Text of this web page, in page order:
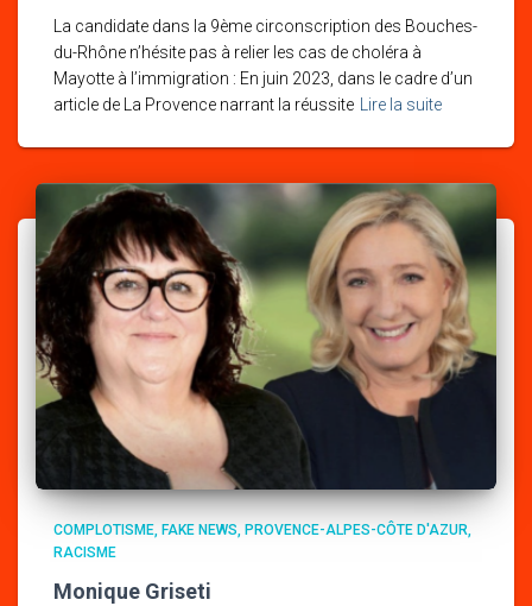
La candidate dans la 9ème circonscription des Bouches-
du-Rhône n’hésite pas à relier les cas de choléra à
Mayotte à l’immigration : En juin 2023, dans le cadre d’un
article de La Provence narrant la réussite
Lire la suite
COMPLOTISME FAKE NEWS
PROVENCE-ALPES-CÔTE D'AZUR
RACISME
Monique Griseti